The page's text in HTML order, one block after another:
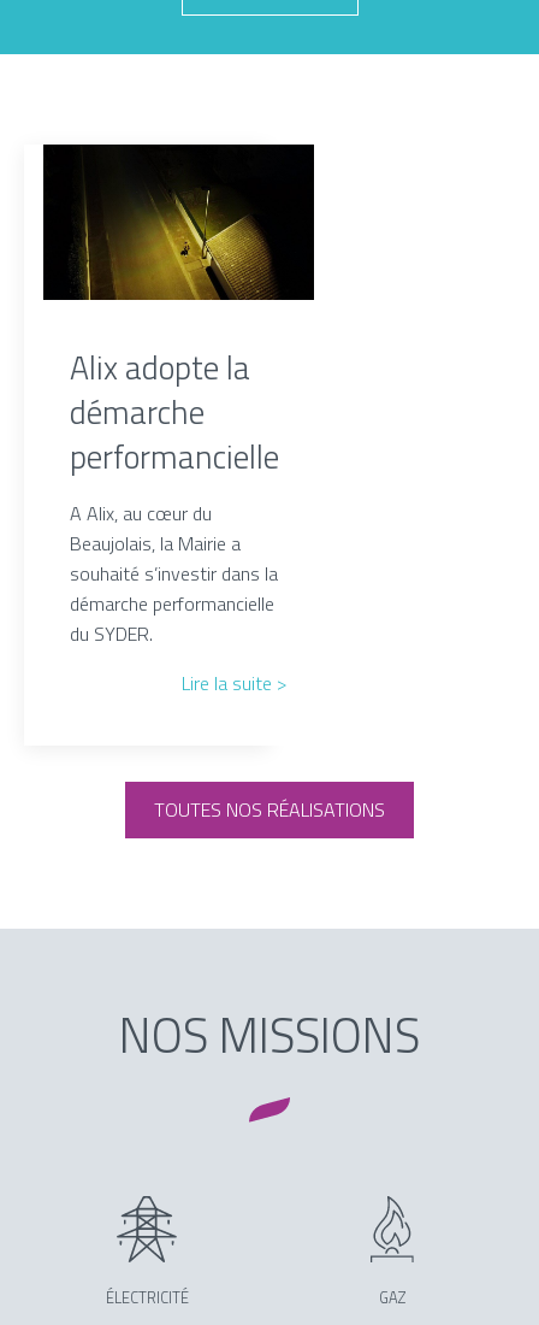
Alix adopte la
démarche
performancielle
A Alix, au cœur du
Beaujolais, la Mairie a
souhaité s’investir dans la
démarche performancielle
du SYDER.
Lire la suite >
TOUTES NOS RÉALISATIONS
NOS MISSIONS
ÉLECTRICITÉ GAZ